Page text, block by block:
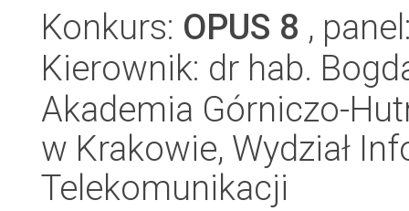
Konkurs: OPUS 8 ,
Kierownik: dr hab.
Akademia Górniczo-
w Krakowie, Wydział
Telekomunikacji